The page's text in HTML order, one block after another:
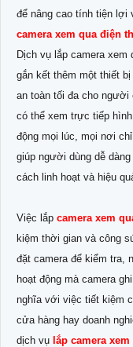
để nâng cao tính tiện lợi
camera xem qua điện
Dịch vụ lắp camera xem
gắn kết thêm một thiết
an toàn tối đa cho
có thể xem trực tiếp
động mọi lúc, mọi nơi
giúp người dùng dễ
cách linh hoạt và hiệu
Việc lắp camera xem
kiệm thời gian và công
đặt camera để kiểm tra,
hoạt động mà camera
nghĩa với việc tiết kiệm
cửa hàng hay doanh
dịch vụ lắp camera